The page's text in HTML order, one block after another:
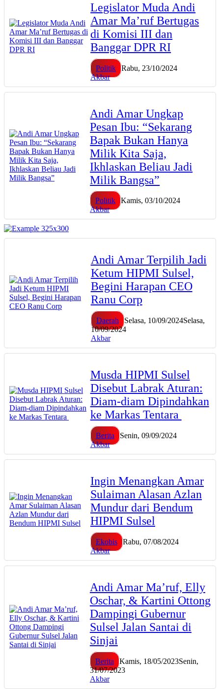
Legislator Muda Andi
Amar Ma’ruf Bertugas
di Komisi III dan
Banggar DPR RI
Politik
Rabu, 23/10/2024
Akbar
Andi Amar Ungkap
Pesan Ibu: “Sekarang
Bapak Bukan Hanya
Milik Kita Saja,
Ikhlaskan Beliau Jadi
Milik Bangsa”
Politik
Kamis, 03/10/2024
Akbar
Andi Amar Terpilih Jadi
Ketum HIPMI Sulsel,
Begini Harapan CEO
Ranu Corp
Daerah Selasa, 10/09/2024Selasa,
10/09/2024
Akbar
Musda HIPMI Sulsel
Disebut Labrak Aturan:
Diam-diam Dipindahkan
ke Markas Tentara
Berita
Senin, 09/09/2024
Akbar
Ingin Menangkan Amar
Sulaiman Alasan Azlan
Mundur dari Bendum
HIPMI Sulsel
Ekobis
Rabu, 07/08/2024
Akbar
Andi Amar Ma’ruf, Elly
Oschar, & Kartini Ottong
Dampingi Gubernur
Sulsel Jalan Santai di
Sinjai
Berita Kamis, 18/05/2023Senin,
31/07/2023
Akbar